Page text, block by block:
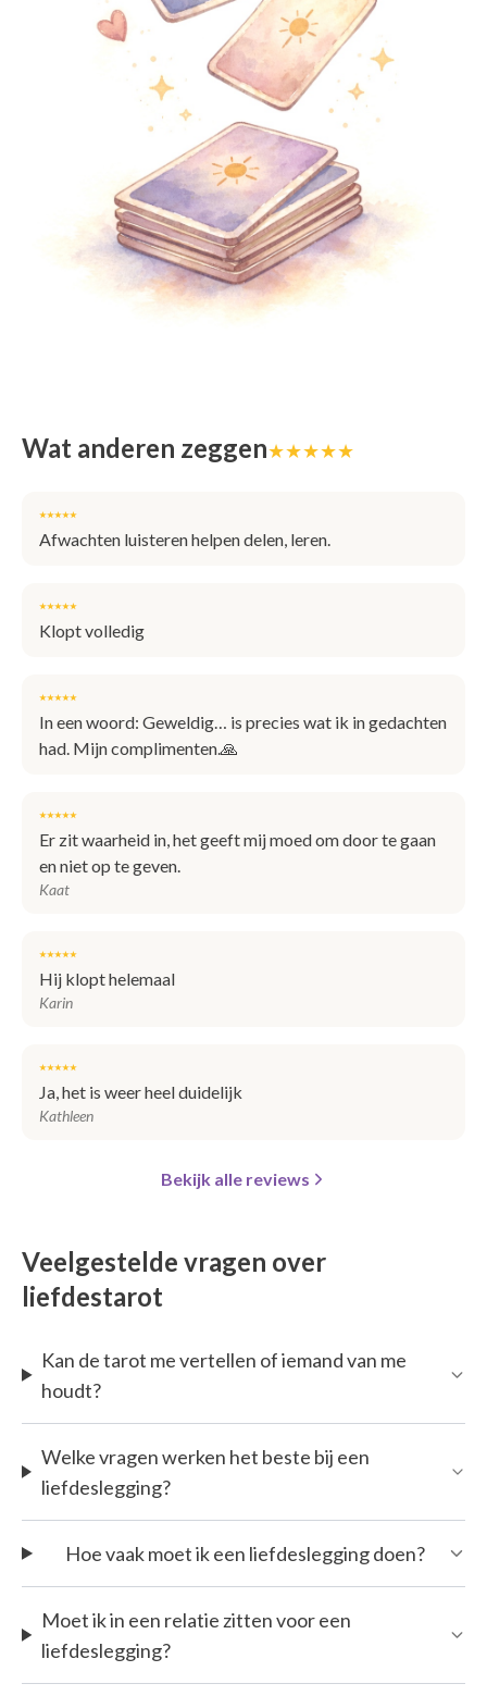
Wat anderen zeggen★★★★★
⭑⭑⭑⭑⭑
afwachten luisteren helpen delen, leren.
⭑⭑⭑⭑⭑
Klopt volledig
⭑⭑⭑⭑⭑
In een woord: Geweldig… is precies wat ik in gedachten
had. Mijn complimenten.🙏
⭑⭑⭑⭑⭑
Er zit waarheid in, het geeft mij moed om door te gaan
en niet op te geven.
Kaat
⭑⭑⭑⭑⭑
Hij klopt helemaal
Karin
⭑⭑⭑⭑⭑
Ja, het is weer heel duidelijk
Kathleen
Bekijk alle reviews
Veelgestelde vragen over
liefdestarot
Kan de tarot me vertellen of iemand van me
houdt?
Welke vragen werken het beste bij een
liefdeslegging?
Hoe vaak moet ik een liefdeslegging doen?
Moet ik in een relatie zitten voor een
liefdeslegging?